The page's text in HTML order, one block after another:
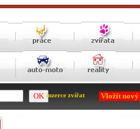
inzerce zvířat Vložit